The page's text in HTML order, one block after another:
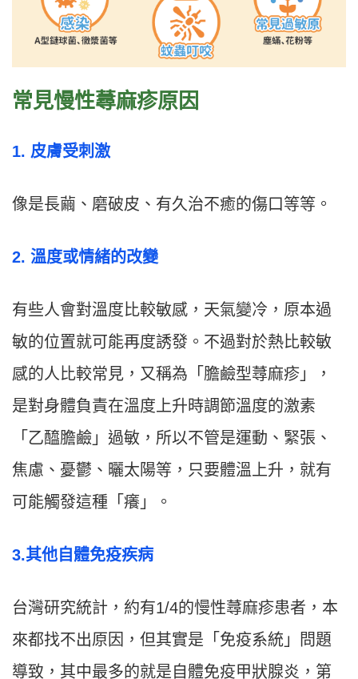
常見慢性蕁麻疹原因
1. 皮膚受刺激
像是長繭、磨破皮、有久治不癒的傷口等等。
2. 溫度或情緒的改變
有些人會對溫度比較敏感，天氣變冷，原本過
敏的位置就可能再度誘發。不過對於熱比較敏
感的人比較常見，又稱為「膽鹼型蕁麻疹」，
是對身體負責在溫度上升時調節溫度的激素
「乙醯膽鹼」過敏，所以不管是運動、緊張、
焦慮、憂鬱、曬太陽等，只要體溫上升，就有
可能觸發這種「癢」。
3.其他自體免疫疾病
台灣研究統計，約有1/4的慢性蕁麻疹患者，本
來都找不出原因，但其實是「免疫系統」問題
導致，其中最多的就是自體免疫甲狀腺炎，第